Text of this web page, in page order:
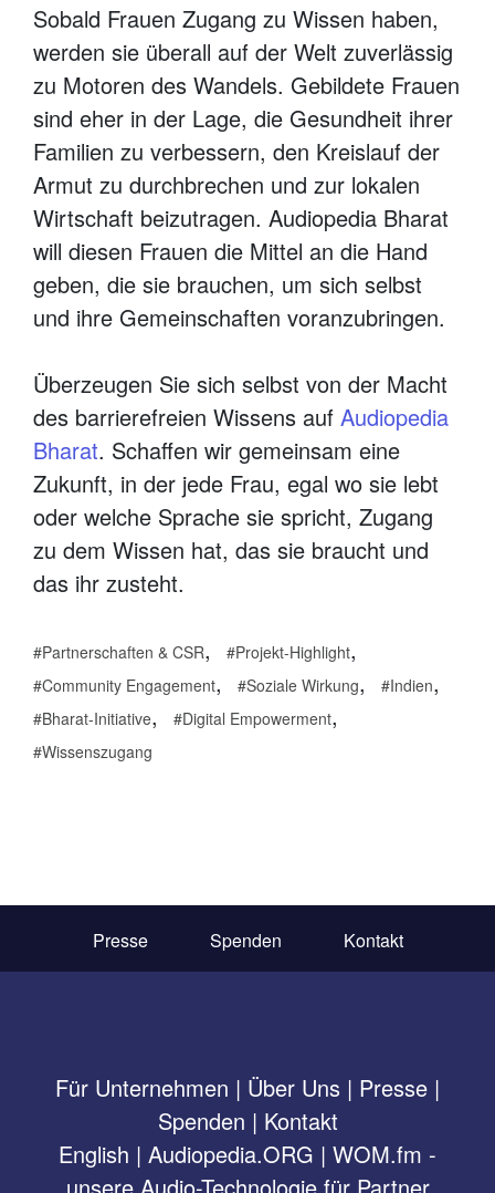
Sobald Frauen Zugang zu Wissen haben,
werden sie überall auf der Welt zuverlässig
zu Motoren des Wandels. Gebildete Frauen
sind eher in der Lage, die Gesundheit ihrer
Familien zu verbessern, den Kreislauf der
Armut zu durchbrechen und zur lokalen
Wirtschaft beizutragen. Audiopedia Bharat
will diesen Frauen die Mittel an die Hand
geben, die sie brauchen, um sich selbst
und ihre Gemeinschaften voranzubringen.
Überzeugen Sie sich selbst von der Macht
des barrierefreien Wissens auf Audiopedia
Bharat. Schaffen wir gemeinsam eine
Zukunft, in der jede Frau, egal wo sie lebt
oder welche Sprache sie spricht, Zugang
zu dem Wissen hat, das sie braucht und
das ihr zusteht.
Partnerschaften & CSR, Projekt-Highlight,
Community Engagement, Soziale Wirkung, Indien,
Bharat-Initiative, Digital Empowerment,
Wissenszugang
Presse Spenden Kontakt
Für Unternehmen | Über Uns | Presse |
Spenden | Kontakt
English | Audiopedia.ORG | WOM.fm -